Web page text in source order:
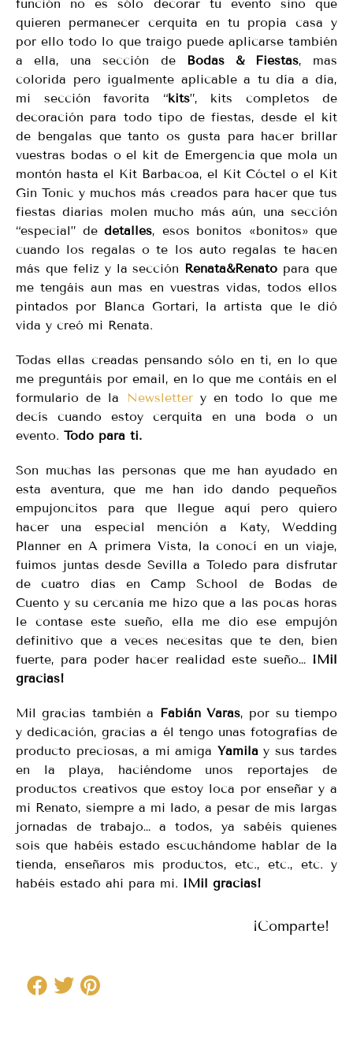
función no es sólo decorar tu evento sino que
quieren permanecer cerquita en tu propia casa y
por ello todo lo que traigo puede aplicarse también
a ella, una sección de
Bodas & Fiestas, mas
colorida pero igualmente aplicable a tu día a día,
mi sección favorita “kits”, kits completos de
decoración para todo tipo de fiestas, desde el kit
de bengalas que tanto os gusta para hacer brillar
vuestras bodas o el kit de Emergencia que mola un
montón hasta el Kit Barbacoa, el Kit Cóctel o el Kit
Gin Tonic y muchos más creados para hacer que tus
fiestas diarias molen mucho más aún, una sección
“especial” de detalles, esos bonitos «bonitos» que
cuando los regalas o te los auto regalas te hacen
más que feliz y la sección Renata&Renato para que
me tengáis aun mas en vuestras vidas, todos ellos
pintados por Blanca Gortari, la artista que le dió
vida y creó mi Renata.
Todas ellas creadas pensando sólo en ti, en lo que
me preguntáis por email, en lo que me contáis en el
formulario de la
Newsletter y en todo lo que me
decís cuando estoy cerquita en una boda o un
evento. Todo para ti.
Son muchas las personas que me han ayudado en
esta aventura, que me han ido dando pequeños
empujoncitos para que llegue aquí pero quiero
hacer una especial mención a Katy, Wedding
Planner en A primera Vista, la conocí en un viaje,
fuimos juntas desde Sevilla a Toledo para disfrutar
de cuatro días en Camp School de Bodas de
Cuento y su cercanía me hizo que a las pocas horas
le contase este sueño, ella me dio ese empujón
definitivo que a veces necesitas que te den, bien
fuerte, para poder hacer realidad este sueño… ¡Mil
gracias!
Mil gracias también a Fabián Varas, por su tiempo
y dedicación, gracias a él tengo unas fotografías de
producto preciosas, a mi amiga Yamila y sus tardes
en la playa, haciéndome unos reportajes de
productos creativos que estoy loca por enseñar y a
mi Renato, siempre a mi lado, a pesar de mis largas
jornadas de trabajo… a todos, ya sabéis quienes
sois que habéis estado escuchándome hablar de la
tienda, enseñaros mis productos, etc., etc., etc. y
habéis estado ahí para mi. ¡Mil gracias!
¡Comparte!